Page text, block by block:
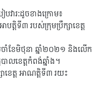
បវារ:ដូចខាងក្រោម៖
តិទី៣ របស់ក្រុមប្រឹក្សាខេត្ត
ាំខែមិថុនា ឆ្នាំ២០២១ និងលើក
ាលខេត្តកំពង់ឆ្នាំង។
ខេត្ត អាណត្តិទី៣ រយះ